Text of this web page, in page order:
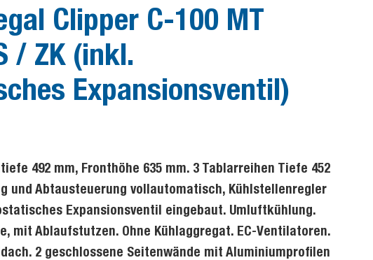
Clipper C-100 MT
/ ZK (inkl.
Expansionsventil)
492 mm, Fronthöhe 635 mm. 3 Tablarreihen Tiefe 452
und Abtausteuerung vollautomatisch, Kühlstellenregler
Expansionsventil eingebaut. Umluftkühlung.
mit Ablaufstutzen. Ohne Kühlaggregat. EC-Ventilatoren.
2 geschlossene Seitenwände mit Aluminiumprofilen